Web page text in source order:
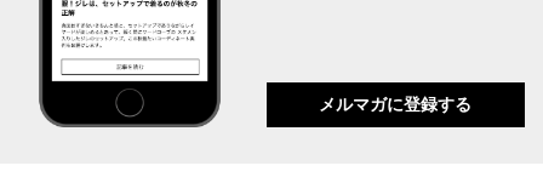
メルマガに登録する